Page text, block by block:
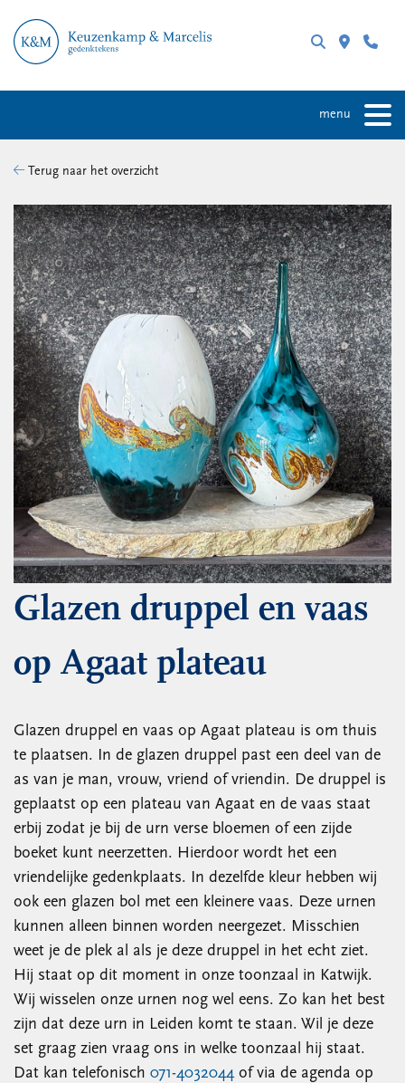
menu
Terug naar het overzicht
Glazen druppel en vaas
op Agaat plateau
Glazen druppel en vaas op Agaat plateau is om thuis
te plaatsen. In de glazen druppel past een deel van de
as van je man, vrouw, vriend of vriendin. De druppel is
geplaatst op een plateau van Agaat en de vaas staat
erbij zodat je bij de urn verse bloemen of een zijde
boeket kunt neerzetten. Hierdoor wordt het een
vriendelijke gedenkplaats. In dezelfde kleur hebben wij
ook een glazen bol met een kleinere vaas. Deze urnen
kunnen alleen binnen worden neergezet. Misschien
weet je de plek al als je deze druppel in het echt ziet.
Hij staat op dit moment in onze toonzaal in Katwijk.
Wij wisselen onze urnen nog wel eens. Zo kan het best
zijn dat deze urn in Leiden komt te staan. Wil je deze
set graag zien vraag ons in welke toonzaal hij staat.
Dat kan telefonisch 071-4032044of via de agenda op